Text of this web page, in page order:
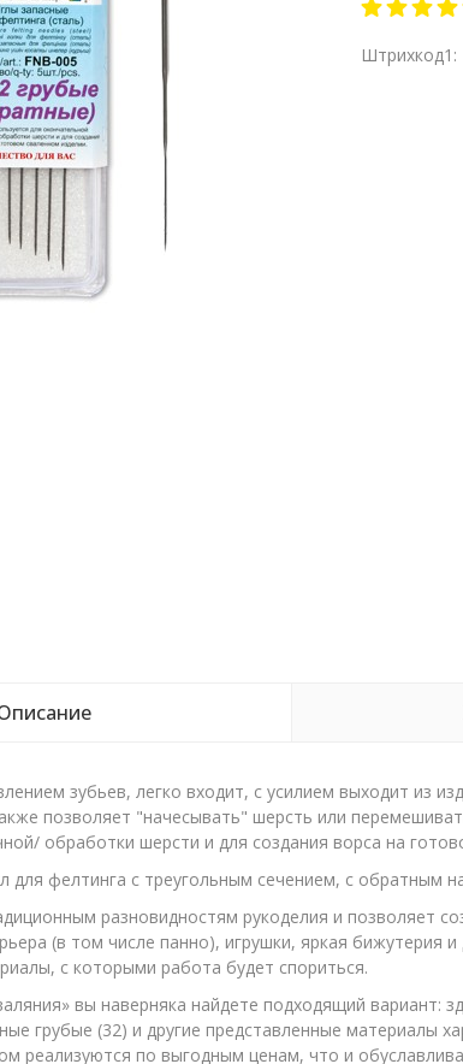
Штрихкод1:
зубьев, легко входит, с усилием выходит из
позволяет "начесывать" шерсть или
обработки шерсти и для создания ворса на
для фелтинга c треугольным сечением, с обратным
разновидностям рукоделия и позволяет
(в том числе панно), игрушки, яркая
с которыми работа будет спориться.
вы наверняка найдете подходящий
грубые (32) и другие представленные материалы
реализуются по выгодным ценам, что и